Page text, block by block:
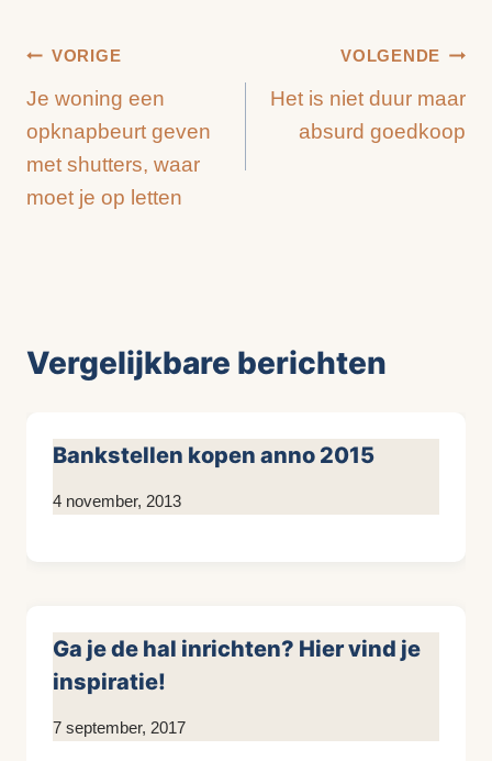
Bericht
navigatie
VORIGE
Je woning een
opknapbeurt geven
met shutters, waar
moet je op letten
VOLGENDE
Het is niet duur maar
absurd goedkoop
Vergelijkbare berichten
Bankstellen kopen anno 2015
Door
4 november, 2013
Ga je de hal inrichten? Hier vind je
inspiratie!
Door
7 september, 2017